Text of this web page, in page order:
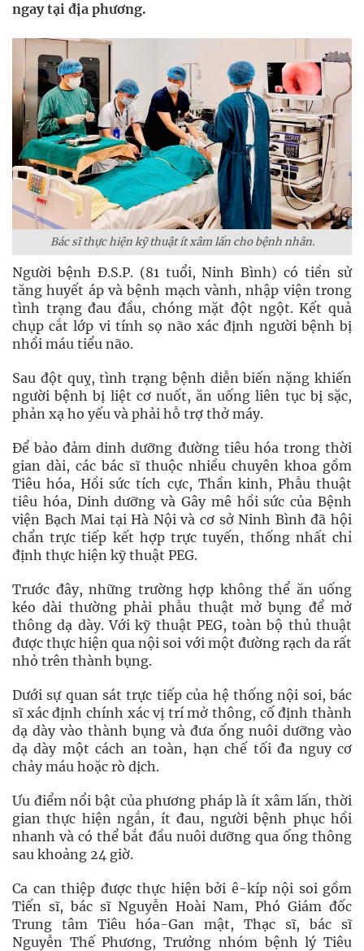
ngay tại địa phương.
Bác sĩ thực hiện kỹ thuật ít xâm lấn cho bệnh nhân.
Người bệnh Đ.S.P. (81 tuổi, Ninh Bình) có tiền sử
tăng huyết áp và bệnh mạch vành, nhập viện trong
tình trạng đau đầu, chóng mặt đột ngột. Kết quả
chụp cắt lớp vi tính sọ não xác định người bệnh bị
nhồi máu tiểu não.
Sau đột quỵ, tình trạng bệnh diễn biến nặng khiến
người bệnh bị liệt cơ nuốt, ăn uống liên tục bị sặc,
phản xạ ho yếu và phải hỗ trợ thở máy.
Để bảo đảm dinh dưỡng đường tiêu hóa trong thời
gian dài, các bác sĩ thuộc nhiều chuyên khoa gồm
Tiêu hóa, Hồi sức tích cực, Thần kinh, Phẫu thuật
tiêu hóa, Dinh dưỡng và Gây mê hồi sức của Bệnh
viện Bạch Mai tại Hà Nội và cơ sở Ninh Bình đã hội
chẩn trực tiếp kết hợp trực tuyến, thống nhất chỉ
định thực hiện kỹ thuật PEG.
Trước đây, những trường hợp không thể ăn uống
kéo dài thường phải phẫu thuật mở bụng để mở
thông dạ dày. Với kỹ thuật PEG, toàn bộ thủ thuật
được thực hiện qua nội soi với một đường rạch da rất
nhỏ trên thành bụng.
Dưới sự quan sát trực tiếp của hệ thống nội soi, bác
sĩ xác định chính xác vị trí mở thông, cố định thành
dạ dày vào thành bụng và đưa ống nuôi dưỡng vào
dạ dày một cách an toàn, hạn chế tối đa nguy cơ
chảy máu hoặc rò dịch.
Ưu điểm nổi bật của phương pháp là ít xâm lấn, thời
gian thực hiện ngắn, ít đau, người bệnh phục hồi
nhanh và có thể bắt đầu nuôi dưỡng qua ống thông
sau khoảng 24 giờ.
Ca can thiệp được thực hiện bởi ê-kíp nội soi gồm
Tiến sĩ, bác sĩ Nguyễn Hoài Nam, Phó Giám đốc
Trung tâm Tiêu hóa-Gan mật, Thạc sĩ, bác sĩ
Nguyễn Thế Phương, Trưởng nhóm bệnh lý Tiêu